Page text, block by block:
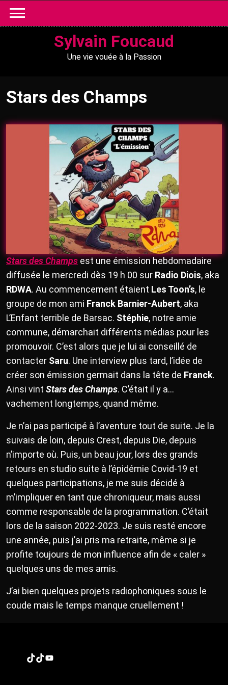
content
Sylvain Foucaud
Une vie vouée à la Passion
Stars des Champs
Stars des Champsest une émission hebdomadaire
diffusée le mercredi dès 19 h 00 sur Radio Diois, aka
RDWA. Au commencement étaient Les Toon’s, le
groupe de mon ami Franck Barnier-Aubert, aka
L’Enfant terrible de Barsac. Stéphie, notre amie
commune, démarchait différents médias pour les
promouvoir. C’est alors que je lui ai conseillé de
contacter Saru. Une interview plus tard, l’idée de
créer son émission germait dans la tête de Franck.
Ainsi vint Stars des Champs. C’était il y a…
vachement longtemps, quand même.
Je n’ai pas participé à l’aventure tout de suite. Je la
suivais de loin, depuis Crest, depuis Die, depuis
n’importe où. Puis, un beau jour, lors des grands
retours en studio suite à l’épidémie Covid-19 et
quelques participations, je me suis décidé à
m’impliquer en tant que chroniqueur, mais aussi
comme responsable de la programmation. C’était
lors de la saison 2022-2023. Je suis resté encore
une année, puis j’ai pris ma retraite, même si je
profite toujours de mon influence afin de « caler »
quelques uns de mes amis.
J’ai bien quelques projets radiophoniques sous le
coude mais le temps manque cruellement !
TikTok
TikTok
YouTube